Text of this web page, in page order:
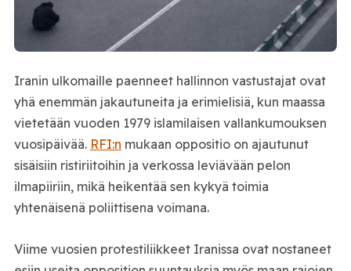
Iranin ulkomaille paenneet hallinnon vastustajat ovat
yhä enemmän jakautuneita ja erimielisiä, kun maassa
vietetään vuoden 1979 islamilaisen vallankumouksen
vuosipäivää. RFI:n mukaan oppositio on ajautunut
sisäisiin ristiriitoihin ja verkossa leviävään pelon
ilmapiiriin, mikä heikentää sen kykyä toimia
yhtenäisenä poliittisena voimana.
Viime vuosien protestiliikkeet Iranissa ovat nostaneet